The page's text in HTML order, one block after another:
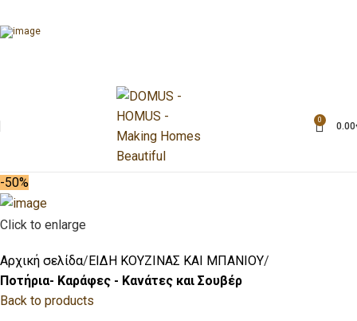
0
0.00
-50%
Click to enlarge
Αρχική σελίδα ΕΙΔΗ ΚΟΥΖΙΝΑΣ ΚΑΙ ΜΠΑΝΙΟΥ
Ποτήρια- Καράφες - Κανάτες και Σουβέρ
Back to products